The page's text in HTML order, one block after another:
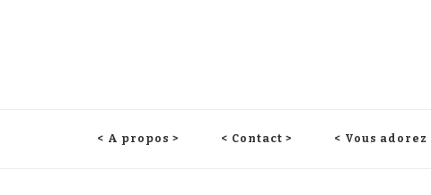
< A propos > < Contact > < Vous